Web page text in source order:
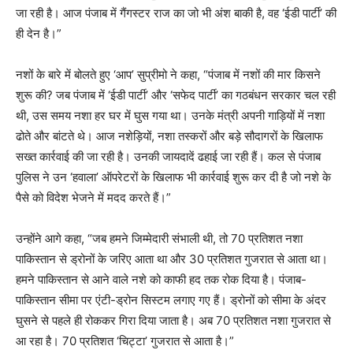
जा रही है। आज पंजाब में गैंगस्टर राज का जो भी अंश बाकी है, वह ‘ईडी पार्टी’ की
ही देन है।”
नशों के बारे में बोलते हुए ‘आप’ सुप्रीमो ने कहा, “पंजाब में नशों की मार किसने
शुरू की? जब पंजाब में ‘ईडी पार्टी’ और ‘सफेद पार्टी’ का गठबंधन सरकार चल रही
थी, उस समय नशा हर घर में घुस गया था। उनके मंत्री अपनी गाड़ियों में नशा
ढोते और बांटते थे। आज नशेड़ियों, नशा तस्करों और बड़े सौदागरों के खिलाफ
सख्त कार्रवाई की जा रही है। उनकी जायदादें ढहाई जा रही हैं। कल से पंजाब
पुलिस ने उन ‘हवाला’ ऑपरेटरों के खिलाफ भी कार्रवाई शुरू कर दी है जो नशे के
पैसे को विदेश भेजने में मदद करते हैं।”
उन्होंने आगे कहा, “जब हमने जिम्मेदारी संभाली थी, तो 70 प्रतिशत नशा
पाकिस्तान से ड्रोनों के जरिए आता था और 30 प्रतिशत गुजरात से आता था।
हमने पाकिस्तान से आने वाले नशे को काफी हद तक रोक दिया है। पंजाब-
पाकिस्तान सीमा पर एंटी-ड्रोन सिस्टम लगाए गए हैं। ड्रोनों को सीमा के अंदर
घुसने से पहले ही रोककर गिरा दिया जाता है। अब 70 प्रतिशत नशा गुजरात से
आ रहा है। 70 प्रतिशत ‘चिट्टा’ गुजरात से आता है।”